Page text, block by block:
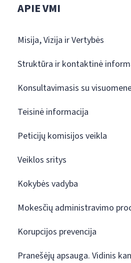
APIE VMI
Misija, Vizija ir Vertybės
Struktūra ir kontaktinė
Konsultavimasis su
Teisinė informacija
Peticijų komisijos veikla
Veiklos sritys
Kokybės vadyba
Mokesčių administravimo
Korupcijos prevencija
Pranešėjų apsauga. Vidinis